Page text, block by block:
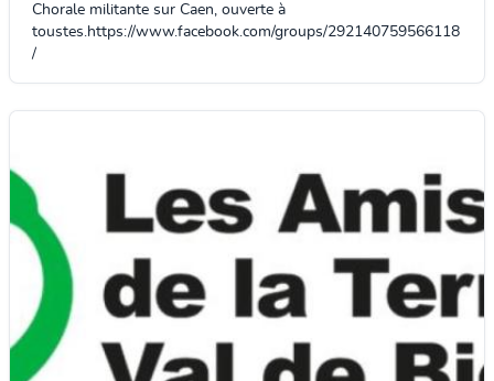
Chorale militante sur Caen, ouverte à
toustes.https://www.facebook.com/groups/292140759566118
/